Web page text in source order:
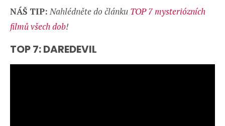
NÁŠ TIP: Nahlédněte do článku TOP 7 mysteriózních
filmů všech dob!
TOP 7: DAREDEVIL